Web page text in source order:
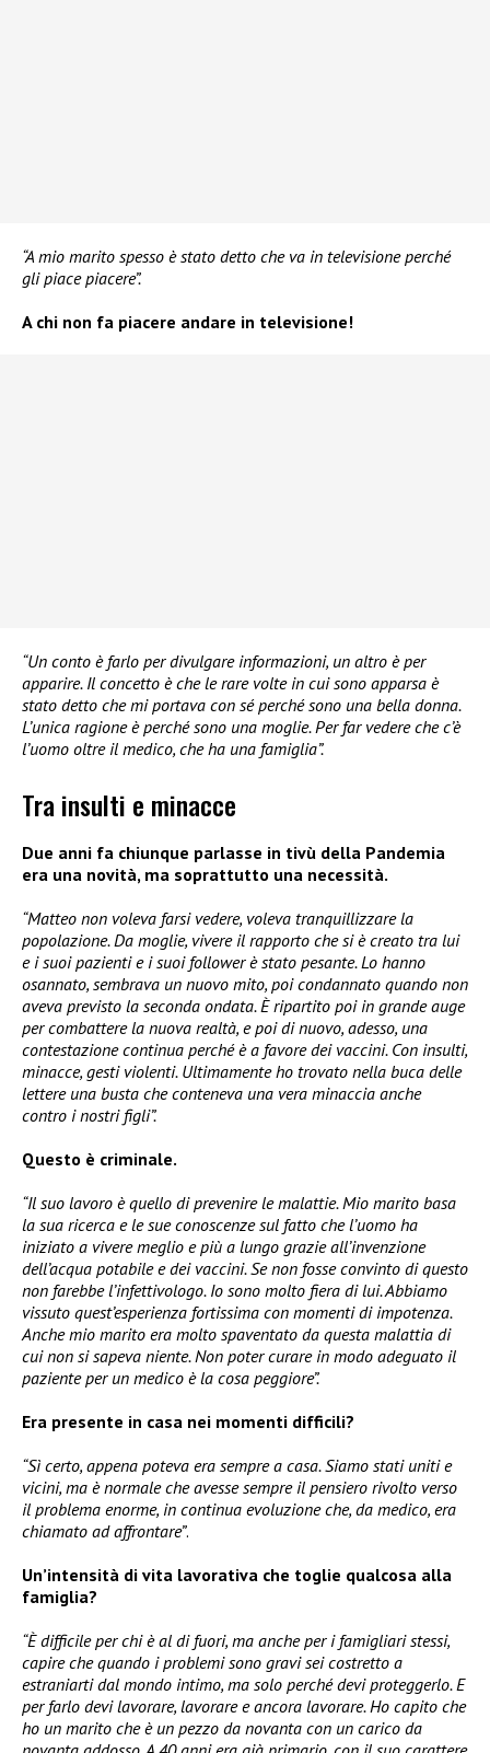
“A mio marito spesso è stato detto che va in televisione perché
gli piace piacere”.
A chi non fa piacere andare in televisione!
“Un conto è farlo per divulgare informazioni, un altro è per
apparire. Il concetto è che le rare volte in cui sono apparsa è
stato detto che mi portava con sé perché sono una bella donna.
L’unica ragione è perché sono una moglie. Per far vedere che c’è
l’uomo oltre il medico, che ha una famiglia”.
Tra insulti e minacce
Due anni fa chiunque parlasse in tivù della Pandemia
era una novità, ma soprattutto una necessità.
“Matteo non voleva farsi vedere, voleva tranquillizzare la
popolazione. Da moglie, vivere il rapporto che si è creato tra lui
e i suoi pazienti e i suoi follower è stato pesante. Lo hanno
osannato, sembrava un nuovo mito, poi condannato quando non
aveva previsto la seconda ondata. È ripartito poi in grande auge
per combattere la nuova realtà, e poi di nuovo, adesso, una
contestazione continua perché è a favore dei vaccini. Con insulti,
minacce, gesti violenti. Ultimamente ho trovato nella buca delle
lettere una busta che conteneva una vera minaccia anche
contro i nostri figli”.
Questo è criminale.
“Il suo lavoro è quello di prevenire le malattie. Mio marito basa
la sua ricerca e le sue conoscenze sul fatto che l’uomo ha
iniziato a vivere meglio e più a lungo grazie all’invenzione
dell’acqua potabile e dei vaccini. Se non fosse convinto di questo
non farebbe l’infettivologo. Io sono molto fiera di lui. Abbiamo
vissuto quest’esperienza fortissima con momenti di impotenza.
Anche mio marito era molto spaventato da questa malattia di
cui non si sapeva niente. Non poter curare in modo adeguato il
paziente per un medico è la cosa peggiore”.
Era presente in casa nei momenti difficili?
“Sì certo, appena poteva era sempre a casa. Siamo stati uniti e
vicini, ma è normale che avesse sempre il pensiero rivolto verso
il problema enorme, in continua evoluzione che, da medico, era
chiamato ad affrontare”.
Un’intensità di vita lavorativa che toglie qualcosa alla
famiglia?
“È difficile per chi è al di fuori, ma anche per i famigliari stessi,
capire che quando i problemi sono gravi sei costretto a
estraniarti dal mondo intimo, ma solo perché devi proteggerlo. E
per farlo devi lavorare, lavorare e ancora lavorare. Ho capito che
ho un marito che è un pezzo da novanta con un carico da